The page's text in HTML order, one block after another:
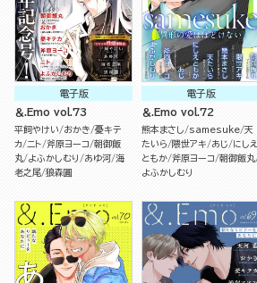
電子版
＆.Emo vol.73
平飼やけい おかき 憂キテ
カ
ニト 斧原ヨーコ 朝御飯
丸 よふかしむり あゆ河 海
老之尾 狼森圓
電子版
＆.Emo vol.72
熊本まさし samesuke 天
たいら
隈世アキ あじ
にしえ
ともか 斧原ヨーコ 朝御飯丸
よふかしむり